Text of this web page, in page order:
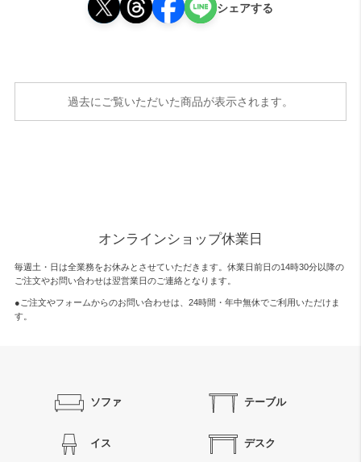
シェアする
過去にご覧いただいた商品が表示されます。
オンラインショップ休業日
毎週土・日は全業務をお休みとさせていただきます。休業日前日の14時30分以降の
ご注文やお問い合わせは翌営業日のご連絡となります。
●ご注文やフォームからのお問い合わせは、 24時間・年中無休でご利用いただけま
す。
ソファ テーブル
イス デスク